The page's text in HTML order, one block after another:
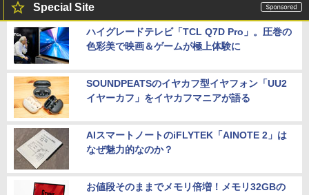
Special Site
ハイグレードテレビ「TCL Q7D Pro」。圧巻の
色彩美で映画＆ゲームが極上体験に
SOUNDPEATSのイヤカフ型イヤフォン「UU2
イヤーカフ」をイヤカフマニアが語る
AIスマートノートのiFLYTEK「AINOTE 2」は
なぜ魅力的なのか？
お値段そのままでメモリ倍増！メモリ32GBの